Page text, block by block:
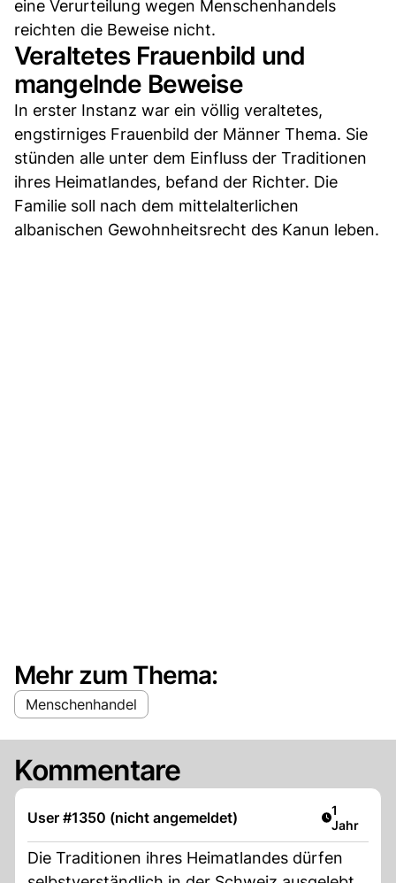
eine Verurteilung wegen Menschenhandels
reichten die Beweise nicht.
Veraltetes Frauenbild und
mangelnde Beweise
In erster Instanz war ein völlig veraltetes,
engstirniges Frauenbild der Männer Thema. Sie
stünden alle unter dem Einfluss der Traditionen
ihres Heimatlandes, befand der Richter. Die
Familie soll nach dem mittelalterlichen
albanischen Gewohnheitsrecht des Kanun leben.
Mehr zum Thema:
Menschenhandel
Kommentare
User #1350 (nicht angemeldet) Artikel
1
Jahr
Die Traditionen ihres Heimatlandes dürfen